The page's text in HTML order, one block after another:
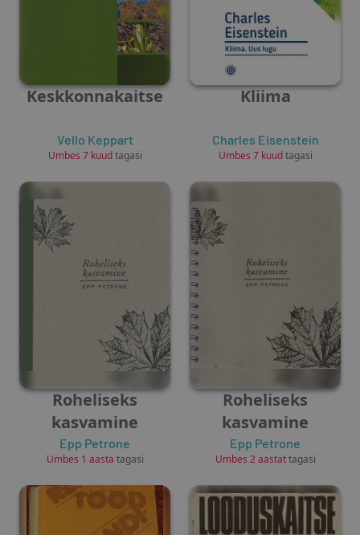
Keskkonnakaitse
Vello Keppart
Umbes 7 kuudtagasi
Kliima
Charles Eisenstein
Umbes 7 kuudtagasi
Roheliseks
kasvamine
Epp Petrone
Umbes 1 aasta tagasi
Roheliseks
kasvamine
Epp Petrone
Umbes 2 aastattagasi